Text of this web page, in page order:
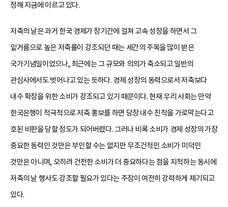
정해 지금에 이르고 있다.
저축의 날은 과거 한국 경제가 장기간에 걸쳐 고속 성장을 하면서 그
밑거름으로 높은 저축률이 강조되던 때는 세간의 주목을 많이 받은
국가기념일이었으나, 최근에는 그 규모와 의의가 축소되고 일반의
관심사에서도 벗어나고 있는 듯하다. 경제 성장의 동력으로서 저축보다
내수 확장을 위한 소비가 강조되고 있기 때문이다. 현재 우리 사회는 만약
한국은행이 적극적으로 저축 홍보를 하면 당장 내수 진작을 가로막는다고
호된 비판을 당할 정도가 되어버렸다. 그러나 비록 소비가 경제 성장의 가장
중요한 동력인 것만은 부인할 수는 없지만 무조건적인 소비가 미덕인
것만은 아니며, 오히려 건전한 소비가 더 중요하다는 점을 지적하는 동시에
저축의 날 행사도 강조할 필요가 있다는 주장이 여전히 강력하게 제기되고
있다.